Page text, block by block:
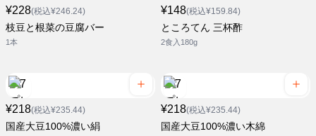
¥228(税込¥246.24)
枝豆と根菜の豆腐バー
1本
¥148(税込¥159.84)
ところてん 三杯酢
2食入180g
¥218(税込¥235.44)
国産大豆100%濃い絹
¥218(税込¥235.44)
国産大豆100%濃い木綿